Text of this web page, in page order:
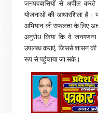
जनपदवासियों से अपील
योजनाओं की आधारशिला है।
अभियान की सफलता के लिए
अनुरोध किया कि वे जनगणना
उपलब्ध कराएं, जिससे शासन की
रूप से पहुंचाया जा सके।